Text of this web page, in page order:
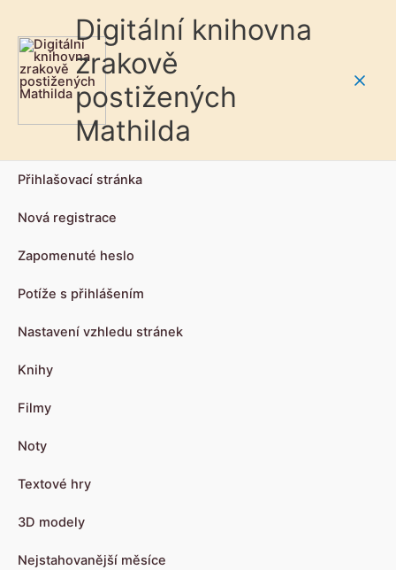
Digitální knihovna
zrakově
postižených
Mathilda
Přihlašovací stránka
Nová registrace
Zapomenuté heslo
Potíže s přihlášením
Nastavení vzhledu stránek
Knihy
Filmy
Noty
Textové hry
3D modely
Nejstahovanější měsíce